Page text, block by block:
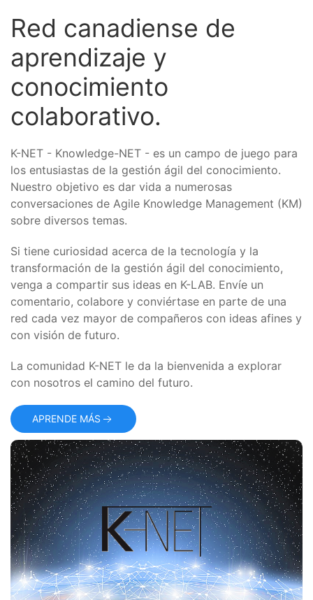
Red canadiense de
aprendizaje y
conocimiento
colaborativo.
K-NET - Knowledge-NET - es un campo de juego para
los entusiastas de la gestión ágil del conocimiento.
Nuestro objetivo es dar vida a numerosas
conversaciones de Agile Knowledge Management (KM)
sobre diversos temas.
Si tiene curiosidad acerca de la tecnología y la
transformación de la gestión ágil del conocimiento,
venga a compartir sus ideas en K-LAB. Envíe un
comentario, colabore y conviértase en parte de una
red cada vez mayor de compañeros con ideas afines y
con visión de futuro.
La comunidad K-NET le da la bienvenida a explorar
con nosotros el camino del futuro.
APRENDE MÁS